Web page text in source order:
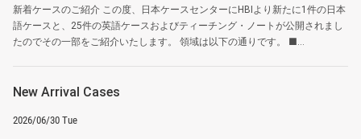
新着ケースのご紹介 この度、日本ケースセンターにHBIより新たに1件の日本
語ケースと、25件の英語ケースおよびティーチング・ノートが公開されまし
たのでその一部をご紹介いたします。 領域は以下の通りです。 ■...
New Arrival Cases
2026/06/30 Tue